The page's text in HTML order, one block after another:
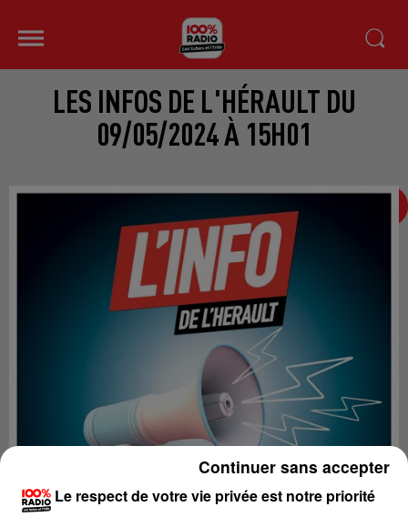
LES INFOS DE L'HÉRAULT DU
09/05/2024 À 15H01
Le respect de votre vie privée est notre priorité
Continuer sans accepter